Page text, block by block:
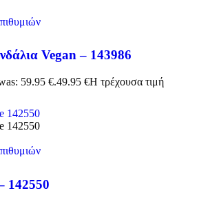
Vegan – 143986
59.95 €.49.95 €Η τρέχουσα τιμή
142550